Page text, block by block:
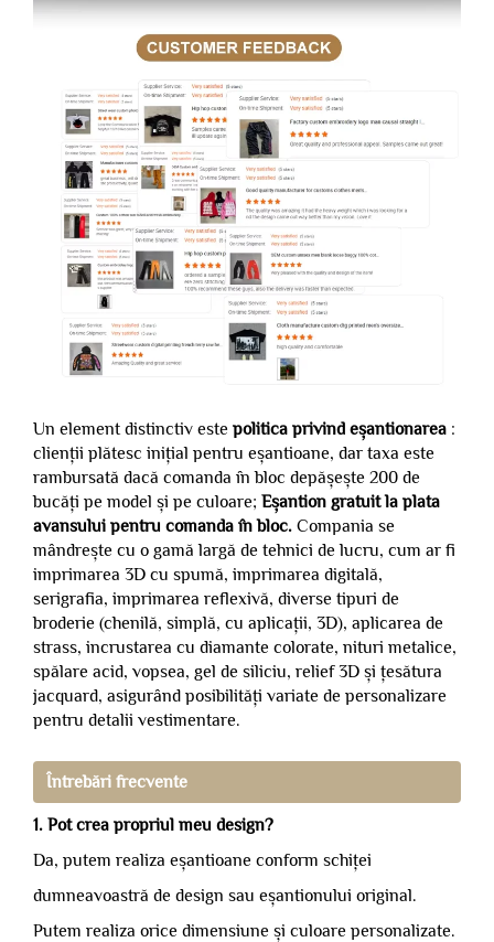
Un element distinctiv este politica privind eșantionarea :
clienții plătesc inițial pentru eșantioane, dar taxa este
rambursată dacă comanda în bloc depășește 200 de
bucăți pe model și pe culoare; Eșantion gratuit la plata
avansului pentru comanda în bloc. Compania se
mândrește cu o gamă largă de tehnici de lucru, cum ar fi
imprimarea 3D cu spumă, imprimarea digitală,
serigrafia, imprimarea reflexivă, diverse tipuri de
broderie (chenilă, simplă, cu aplicații, 3D), aplicarea de
strass, incrustarea cu diamante colorate, nituri metalice,
spălare acid, vopsea, gel de siliciu, relief 3D și țesătura
jacquard, asigurând posibilități variate de personalizare
pentru detalii vestimentare.
Întrebări frecvente
1. Pot crea propriul meu design?
Da, putem realiza eșantioane conform schiței
dumneavoastră de design sau eșantionului original.
Putem realiza orice dimensiune și culoare personalizate.